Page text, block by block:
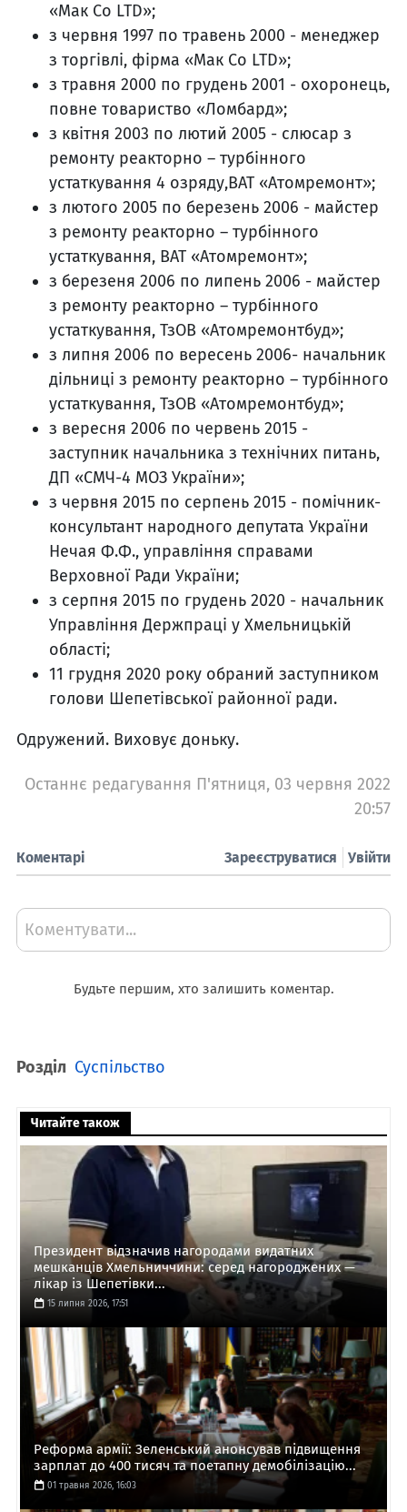
«Мак Co LTD»;
з червня 1997 по травень 2000 - менеджер
з торгівлі, фірма «Мак Co LTD»;
з травня 2000 по грудень 2001 - охоронець,
повне товариство «Ломбард»;
з квітня 2003 по лютий 2005 - слюсар з
ремонту реакторно – турбінного
устаткування 4 озряду,ВАТ «Атомремонт»;
з лютого 2005 по березень 2006 - майстер
з ремонту реакторно – турбінного
устаткування, ВАТ «Атомремонт»;
з березеня 2006 по липень 2006 - майстер
з ремонту реакторно – турбінного
устаткування, ТзОВ «Атомремонтбуд»;
з липня 2006 по вересень 2006- начальник
дільниці з ремонту реакторно – турбінного
устаткування, ТзОВ «Атомремонтбуд»;
з вересня 2006 по червень 2015 -
заступник начальника з технічних питань,
ДП «СМЧ-4 МОЗ України»;
з червня 2015 по серпень 2015 - помічник-
консультант народного депутата України
Нечая Ф.Ф., управління справами
Верховної Ради України;
з серпня 2015 по грудень 2020 - начальник
Управління Держпраці у Хмельницькій
області;
11 грудня 2020 року обраний заступником
голови Шепетівської районної ради.
Одружений. Виховує доньку.
Останнє редагування П'ятниця, 03 червня 2022
20:57
Коментарі Увійти
Зареєструватися
Коментувати...
Будьте першим, хто залишить коментар.
Розділ Суспільство
Читайте також
Президент відзначив нагородами видатних
мешканців Хмельниччини: серед нагороджених —
лікар із Шепетівки...
15 липня 2026, 17:51
Реформа армії: Зеленський анонсував підвищення
зарплат до 400 тисяч та поетапну демобілізацію...
01 травня 2026, 16:03